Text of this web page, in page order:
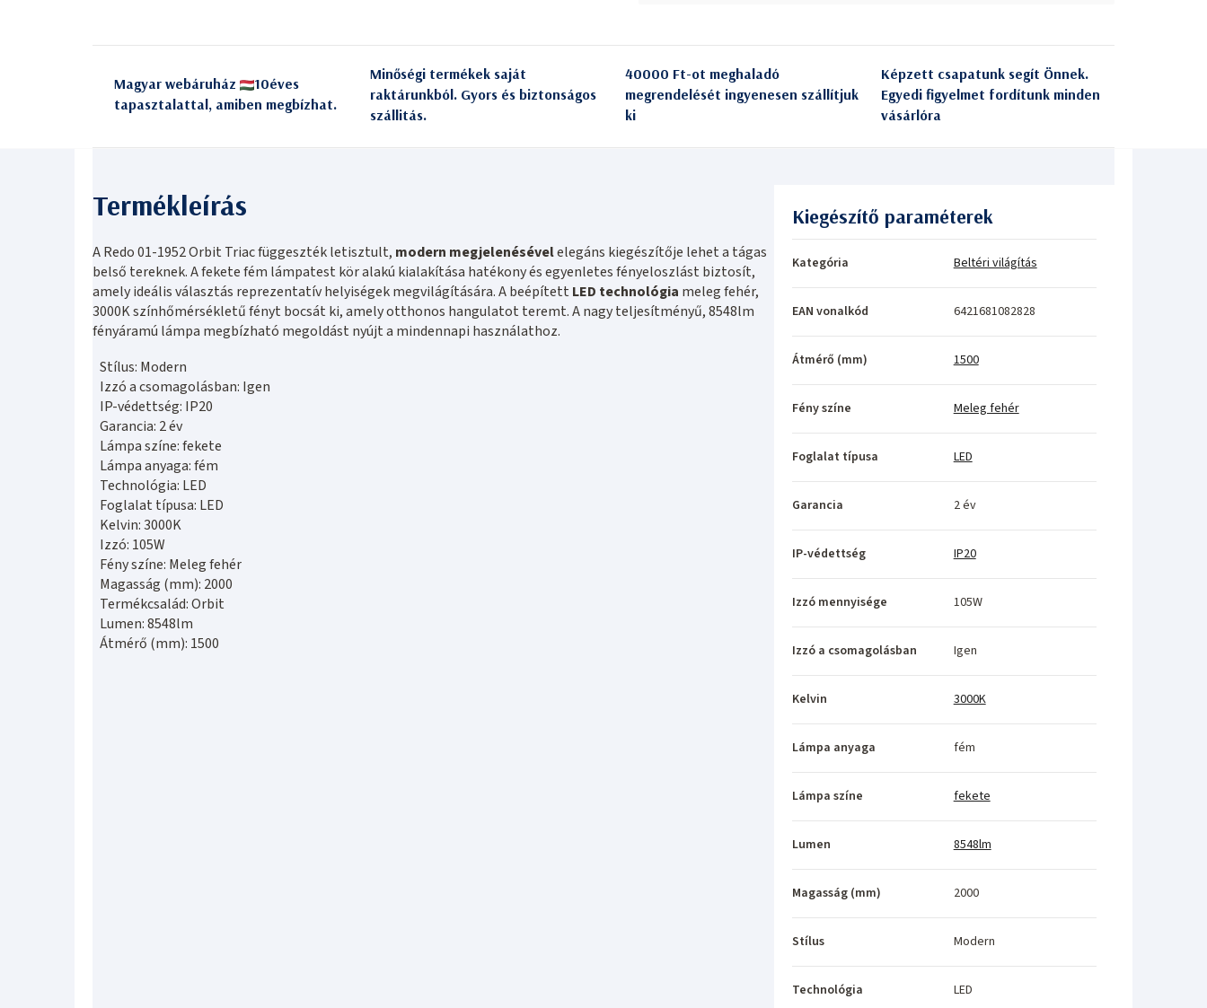
Magyar webáruház
10éves
tapasztalattal, amiben megbízhat.
Minőségi termékek saját
raktárunkból. Gyors és biztonságos
szállitás.
40000 Ft-ot meghaladó
megrendelését ingyenesen szállítjuk
ki
Képzett csapatunk segít Önnek.
Egyedi figyelmet fordítunk minden
vásárlóra
A Redo 01-1952 Orbit Triac függeszték letisztult, modern megjelenésévelelegáns kiegészítője lehet a tágas
belső tereknek. A fekete fém lámpatest kör alakú kialakítása hatékony és egyenletes fényeloszlást biztosít,
amely ideális választás reprezentatív helyiségek megvilágítására. A beépített LED technológia meleg fehér,
3000K színhőmérsékletű fényt bocsát ki, amely otthonos hangulatot teremt. A nagy teljesítményű, 8548lm
fényáramú lámpa megbízható megoldást nyújt a mindennapi használathoz.
Stílus: Modern
Izzó a csomagolásban: Igen
IP-védettség: IP20
Garancia: 2 év
Lámpa színe: fekete
Lámpa anyaga: fém
Technológia: LED
Foglalat típusa: LED
Kelvin: 3000K
Izzó: 105W
Fény színe: Meleg fehér
Magasság (mm): 2000
Termékcsalád: Orbit
Lumen: 8548lm
Átmérő (mm): 1500
Kiegészítő paraméterek
Kategória Beltéri világítás
EAN vonalkód 6421681082828
Átmérő (mm) 1500
Fény színe Meleg fehér
Foglalat típusa LED
Garancia 2 év
IP-védettség IP20
Izzó mennyisége 105W
Izzó a csomagolásban Igen
Kelvin 3000K
Lámpa anyaga fém
Lámpa színe fekete
Lumen 8548lm
Magasság (mm) 2000
Stílus Modern
Technológia LED